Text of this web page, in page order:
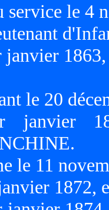
service le 4
janvier
le 20
janvier
le 11
1872,